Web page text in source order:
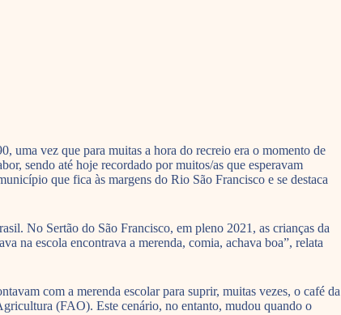
uma vez que para muitas a hora do recreio era o momento de
sendo até hoje recordado por muitos/as que esperavam
que fica às margens do Rio São Francisco e se destaca
No Sertão do São Francisco, em pleno 2021, as crianças da
na escola encontrava a merenda, comia, achava boa”, relata
com a merenda escolar para suprir, muitas vezes, o café da
(FAO). Este cenário, no entanto, mudou quando o